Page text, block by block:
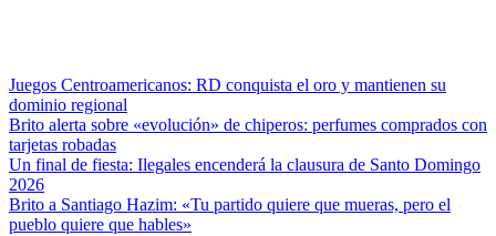
Juegos Centroamericanos: RD conquista el oro y mantienen su
dominio regional
Brito alerta sobre «evolución» de chiperos: perfumes comprados con
tarjetas robadas
Un final de fiesta: Ilegales encenderá la clausura de Santo Domingo
2026
Brito a Santiago Hazim: «Tu partido quiere que mueras, pero el
pueblo quiere que hables»